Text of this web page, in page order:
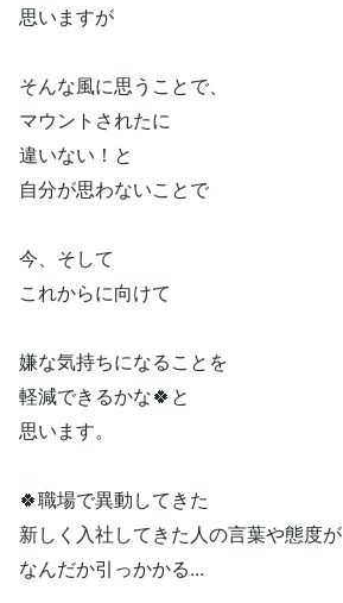
思いますが
そんな風に思うことで、
マウントされたに
違いない！と
自分が思わないことで
今、そして
これからに向けて
嫌な気持ちになることを
軽減できるかな🍀と
思います。
🍀職場で異動してきた
新しく入社してきた人の言葉や態度が
なんだか引っかかる...